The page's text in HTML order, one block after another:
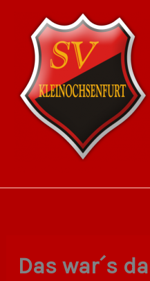
Inhalt
springen
Das war´s